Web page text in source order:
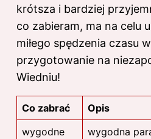
krótsza i bardziej
co zabieram, ma na celu
miłego spędzenia czasu
przygotowanie na
Wiedniu!
Co zabrać
Opis
wygodne
wygodna